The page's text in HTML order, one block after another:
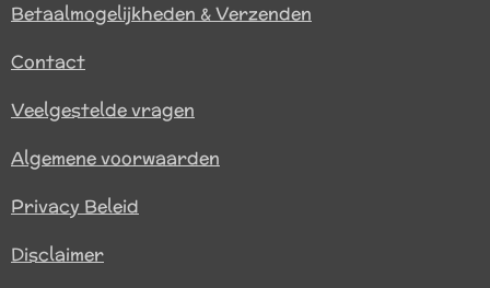
Betaalmogelijkheden & Verzenden
Contact
Veelgestelde vragen
Algemene voorwaarden
Privacy Beleid
Disclaimer